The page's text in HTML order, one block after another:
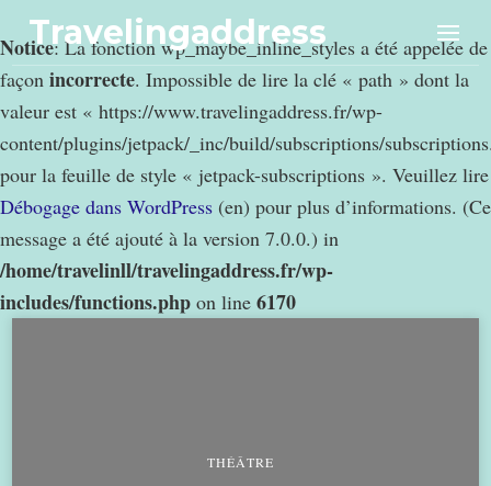
Notice: La fonction wp_maybe_inline_styles a été appelée de
façon incorrecte. Impossible de lire la clé « path » dont la
valeur est « https://www.travelingaddress.fr/wp-
content/plugins/jetpack/_inc/build/subscriptions/
pour la feuille de style « jetpack-subscriptions ». Veuillez lire
Débogage dans WordPress (en) pour plus d’informations. (Ce
message a été ajouté à la version 7.0.0.) in
/home/travelinll/travelingaddress.fr/wp-
includes/functions.php on line 6170
Travelingaddress
THÉÂTRE